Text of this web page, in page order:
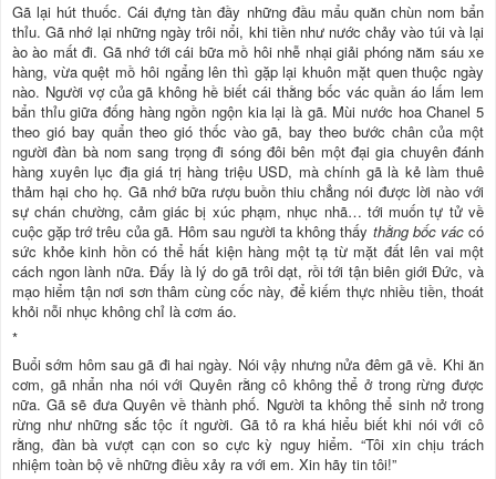
Gã lại hút thuốc. Cái đựng tàn đầy những đầu mẩu quăn chùn nom bẩn
thỉu. Gã nhớ lại những ngày trôi nổi, khi tiền như nước chảy vào túi và lại
ào ào mất đi. Gã nhớ tới cái bữa mồ hôi nhễ nhại giải phóng năm sáu xe
hàng, vừa quệt mồ hôi ngẩng lên thì gặp lại khuôn mặt quen thuộc ngày
nào. Người vợ của gã không hề biết cái thằng bốc vác quần áo lấm lem
bẩn thỉu giữa đống hàng ngồn ngộn kia lại là gã. Mùi nước hoa Chanel 5
theo gió bay quẩn theo gió thốc vào gã, bay theo bước chân của một
người đàn bà nom sang trọng đi sóng đôi bên một đại gia chuyên đánh
hàng xuyên lục địa giá trị hàng triệu USD, mà chính gã là kẻ làm thuê
thảm hại cho họ. Gã nhớ bữa rượu buồn thiu chẳng nói được lời nào với
sự chán chường, cảm giác bị xúc phạm, nhục nhã… tới muốn tự tử về
cuộc gặp trớ trêu của gã. Hôm sau người ta không thấy thằng bốc váccó
sức khỏe kinh hồn có thể hất kiện hàng một tạ từ mặt đất lên vai một
cách ngon lành nữa. Đấy là lý do gã trôi dạt, rồi tới tận biên giới Đức, và
mạo hiểm tận nơi sơn thâm cùng cốc này, để kiếm thực nhiều tiền, thoát
khỏi nỗi nhục không chỉ là cơm áo.
*
Buổi sớm hôm sau gã đi hai ngày. Nói vậy nhưng nửa đêm gã về. Khi ăn
cơm, gã nhẩn nha nói với Quyên rằng cô không thể ở trong rừng được
nữa. Gã sẽ đưa Quyên về thành phố. Người ta không thể sinh nở trong
rừng như những sắc tộc ít người. Gã tỏ ra khá hiểu biết khi nói với cô
rằng, đàn bà vượt cạn con so cực kỳ nguy hiểm. “Tôi xin chịu trách
nhiệm toàn bộ về những điều xảy ra với em. Xin hãy tin tôi!”